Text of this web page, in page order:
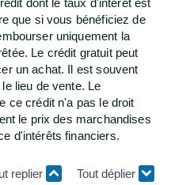
dont le taux d'intérêt est
que si vous bénéficiez de
uniquement la
Le crédit gratuit peut
un achat. Il est souvent
lieu de vente. Le
ce crédit n'a pas le droit
le prix des marchandises
d'intérêts financiers.
replier Tout déplier